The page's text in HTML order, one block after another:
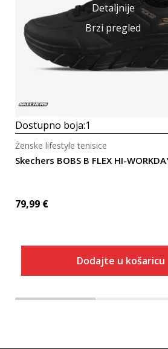
Detaljnije
Brzi pregled
Dostupno boja:1
Skechers BOBS B FLEX HI-
Ženske lifestyle tenisice
79,99 €
Dodajte u košaricu